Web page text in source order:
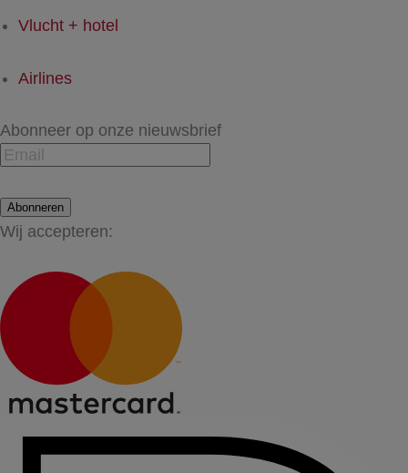
Vlucht + hotel
Airlines
Abonneer op onze nieuwsbrief
Abonneren
Wij accepteren: